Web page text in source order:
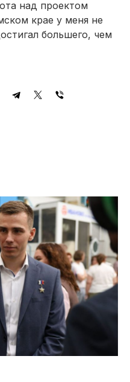
над проектом
крае у меня не
большего, чем